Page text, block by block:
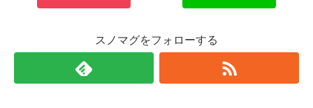
スノマグをフォローする